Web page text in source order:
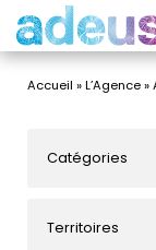
Accueil »L’Agence»
Catégories
Territoires
Panneau de